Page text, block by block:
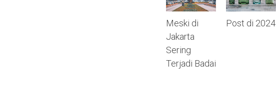
Meski di
Jakarta
Sering
Terjadi Badai
Post di 2024